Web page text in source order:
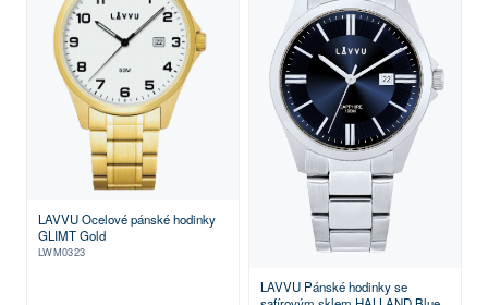
LAVVU Ocelové pánské hodinky
GLIMT Gold
LWM0323
LAVVU Pánské hodinky se